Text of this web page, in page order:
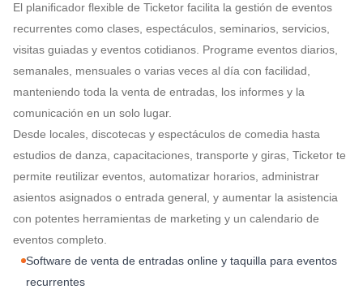
Software de
El planificador flexible de Ticketor facilita la gestión de eventos
recurrentes como clases, espectáculos, seminarios, servicios,
visitas guiadas y eventos cotidianos. Programe eventos diarios,
semanales, mensuales o varias veces al día con facilidad,
manteniendo toda la venta de entradas, los informes y la
comunicación en un solo lugar.
Desde locales, discotecas y espectáculos de comedia hasta
estudios de danza, capacitaciones, transporte y giras, Ticketor te
permite reutilizar eventos, automatizar horarios, administrar
asientos asignados o entrada general, y aumentar la asistencia
con potentes herramientas de marketing y un calendario de
eventos completo.
Software de venta de entradas online y taquilla para eventos
recurrentes